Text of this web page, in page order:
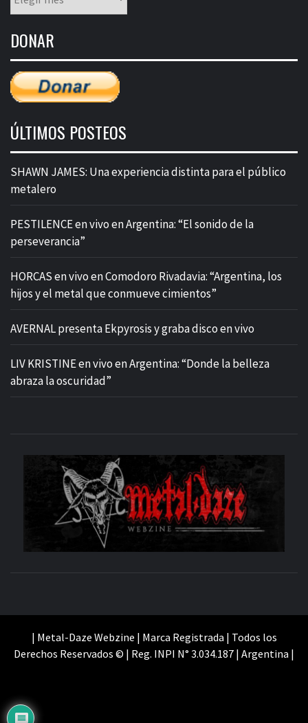
mensual
entradas
DONAR
ÚLTIMOS POSTEOS
SHAWN JAMES: Una experiencia distinta para el público
metalero
PESTILENCE en vivo en Argentina: “El sonido de la
perseverancia”
HORCAS en vivo en Comodoro Rivadavia: “Argentina, los
hijos y el metal que conmueve cimientos”
AVERNAL presenta Ekpyrosis y graba disco en vivo
LIV KRISTINE en vivo en Argentina: “Donde la belleza
abraza la oscuridad”
| Metal-Daze Webzine | Marca Registrada | Todos los
Derechos Reservados © | Reg. INPI N° 3.034.187 | Argentina |